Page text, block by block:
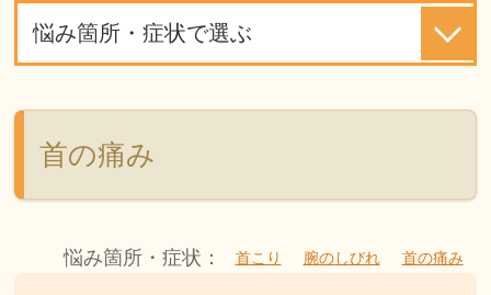
悩み箇所・症状で選ぶ
首の痛み
悩み箇所・症状： 首こり 腕のしびれ 首の痛み